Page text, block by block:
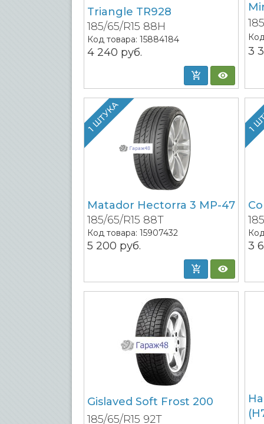
Triangle TR928
185/65/R15 88H
Код товара: 15884184
4 240 руб. 3
1 ШТУКА
Matador Hectorra 3 MP-47
185/65/R15 88T
Код товара: 15907432
5 200 руб.
1
3
Gislaved Soft Frost 200
185/65/R15 92T